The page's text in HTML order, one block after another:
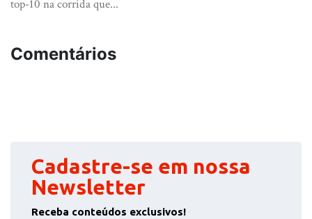
top-10 na corrida que...
Comentários
Cadastre-se em nossa
Newsletter
Receba conteúdos exclusivos!